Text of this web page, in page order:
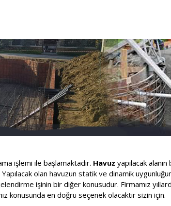
işlemi ile başlamaktadır. Havuz yapılacak
olan havuzun statik ve dinamik
işinin bir diğer konusudur. Firmamız
konusunda en doğru seçenek olacaktır sizin için.